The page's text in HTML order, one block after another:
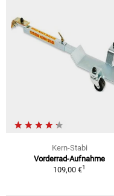
Kern-Stabi
Vorderrad-Aufnahme
109,00 €1